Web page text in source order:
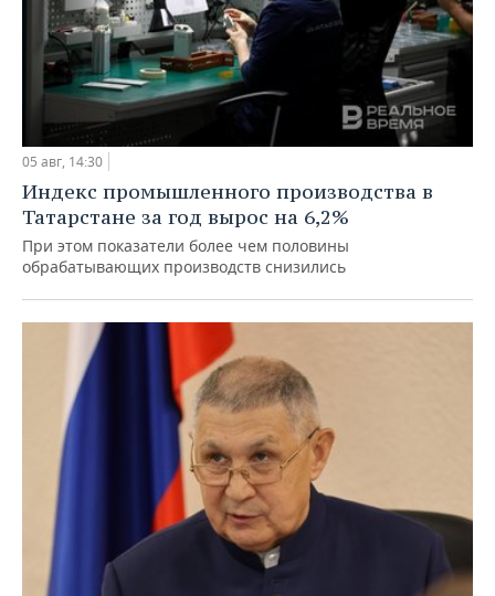
05 авг, 14:30
Индекс промышленного производства в
Татарстане за год вырос на 6,2%
При этом показатели более чем половины
обрабатывающих производств снизились